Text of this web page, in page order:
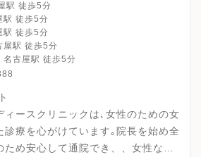
駅 徒歩5分
駅 徒歩5分
駅 徒歩5分
屋駅 徒歩5分
名古屋駅 徒歩5分
ィースクリニックは､女性のための女
診療を心がけています｡院長を始め全
ため安心して通院でき、、女性なら